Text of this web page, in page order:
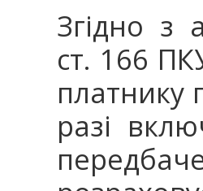
Згідно з
ст. 166
платнику
разі